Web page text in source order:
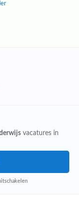
vacatures in